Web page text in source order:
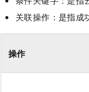
关联操作：是指成
操作